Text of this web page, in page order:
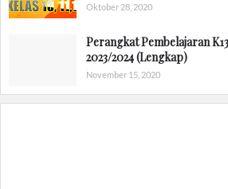
Oktober 28, 2020
Perangkat Pembelajaran
2023/2024 (Lengkap)
November 15, 2020